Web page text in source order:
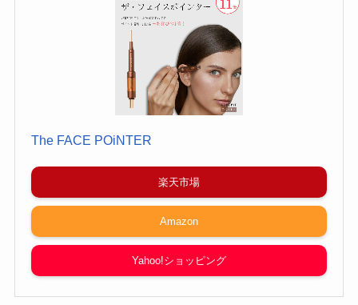
The FACE POiNTER
楽天市場
Amazon
Yahoo!ショッピング